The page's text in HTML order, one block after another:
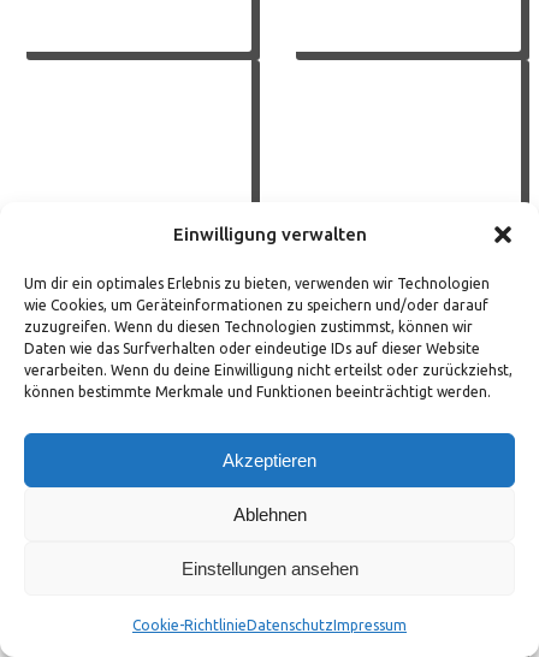
Einwilligung verwalten
Um dir ein optimales Erlebnis zu bieten, verwenden wir Technologien
wie Cookies, um Geräteinformationen zu speichern und/oder darauf
zuzugreifen. Wenn du diesen Technologien zustimmst, können wir
Daten wie das Surfverhalten oder eindeutige IDs auf dieser Website
verarbeiten. Wenn du deine Einwilligung nicht erteilst oder zurückziehst,
können bestimmte Merkmale und Funktionen beeinträchtigt werden.
Akzeptieren
Ablehnen
Einstellungen ansehen
Cookie-RichtlinieDatenschutzImpressum